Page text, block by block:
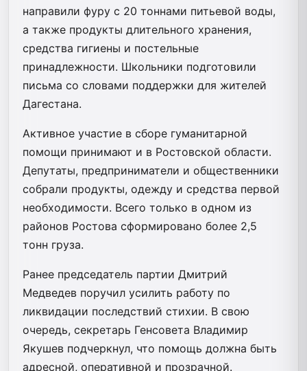
направили фуру с 20 тоннами питьевой воды,
а также продукты длительного хранения,
средства гигиены и постельные
принадлежности. Школьники подготовили
письма со словами поддержки для жителей
Дагестана.
Активное участие в сборе гуманитарной
помощи принимают и в Ростовской области.
Депутаты, предприниматели и общественники
собрали продукты, одежду и средства первой
необходимости. Всего только в одном из
районов Ростова сформировано более 2,5
тонн груза.
Ранее председатель партии Дмитрий
Медведев поручил усилить работу по
ликвидации последствий стихии. В свою
очередь, секретарь Генсовета Владимир
Якушев подчеркнул, что помощь должна быть
адресной, оперативной и прозрачной.